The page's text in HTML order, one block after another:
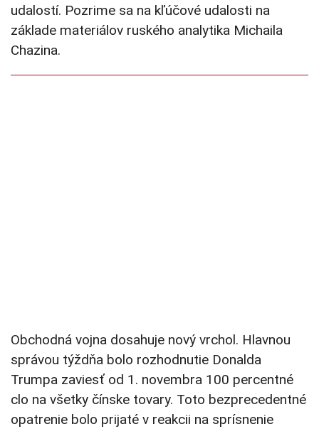
udalostí. Pozrime sa na kľúčové udalosti na
základe materiálov ruského analytika Michaila
Chazina.
Obchodná vojna dosahuje nový vrchol. Hlavnou
správou týždňa bolo rozhodnutie Donalda
Trumpa zaviesť od 1. novembra 100 percentné
clo na všetky čínske tovary. Toto bezprecedentné
opatrenie bolo prijaté v reakcii na sprísnenie